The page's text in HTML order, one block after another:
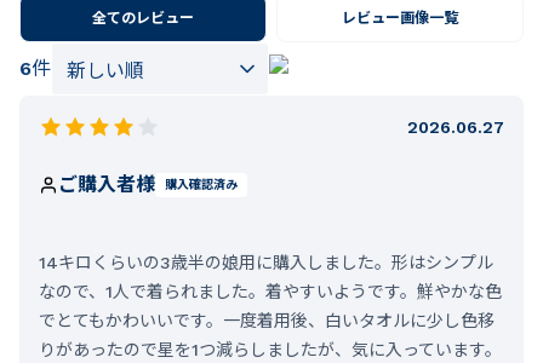
全てのレビュー レビュー画像一覧
6件
2026.06.27
ご購入者様 購入確認済み
14キロくらいの3歳半の娘用に購入しました。形はシンプル
なので、1人で着られました。着やすいようです。鮮やかな色
でとてもかわいいです。一度着用後、白いタオルに少し色移
りがあったので星を1つ減らしましたが、気に入っています。